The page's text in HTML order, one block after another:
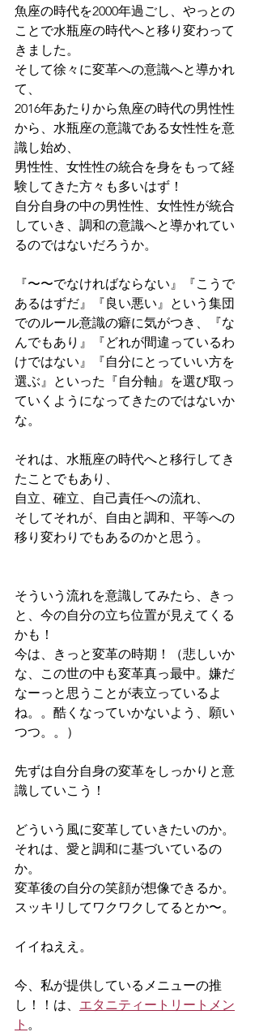
魚座の時代を2000年過ごし、やっとの
ことで水瓶座の時代へと移り変わって
きました。
そして徐々に変革への意識へと導かれ
て、
2016年あたりから魚座の時代の男性性
から、水瓶座の意識である女性性を意
識し始め、
男性性、女性性の統合を身をもって経
験してきた方々も多いはず！
自分自身の中の男性性、女性性が統合
していき、調和の意識へと導かれてい
るのではないだろうか。
『〜〜でなければならない』『こうで
あるはずだ』『良い悪い』という集団
でのルール意識の癖に気がつき、『な
んでもあり』『どれが間違っているわ
けではない』『自分にとっていい方を
選ぶ』といった『自分軸』を選び取っ
ていくようになってきたのではないか
な。
それは、水瓶座の時代へと移行してき
たことでもあり、
自立、確立、自己責任への流れ、
そしてそれが、自由と調和、平等への
移り変わりでもあるのかと思う。
そういう流れを意識してみたら、きっ
と、今の自分の立ち位置が見えてくる
かも！
今は、きっと変革の時期！（悲しいか
な、この世の中も変革真っ最中。嫌だ
なーっと思うことが表立っているよ
ね。。酷くなっていかないよう、願い
つつ。。）
先ずは自分自身の変革をしっかりと意
識していこう！
どういう風に変革していきたいのか。
それは、愛と調和に基づいているの
か。
変革後の自分の笑顔が想像できるか。
スッキリしてワクワクしてるとか〜。
イイねええ。
今、私が提供しているメニューの推
し！！は、 エタニティートリートメン
ト 。